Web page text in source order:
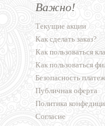
Важно!
Текущие акции
Как сделать заказ?
Как пользоваться
Как пользоваться
Безопасность
Публичная оферта
Политика
Согласие